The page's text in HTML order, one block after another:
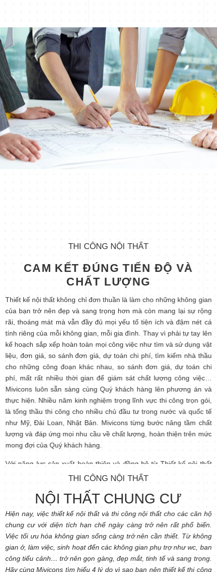
THI CÔNG NỘI THẤT
CAM KẾT ĐÚNG TIẾN ĐỘ VÀ
CHẤT LƯỢNG
Thiết kế nội thất không chỉ đơn thuần là làm cho những không gian
của bạn trở nên đẹp và sang trọng hơn mà còn mang lại sự rộng
rãi, thoáng mát mà vẫn đầy đủ mọi yếu tố tiện ích và đậm nét cá
tính riêng của mỗi không gian, mỗi gia đình. Thay vì phải tự tay lên
kế hoạch sắp xếp hoàn toàn mọi công việc như tìm và sử dụng vật
liệu, đơn giá, so sánh đơn giá, dự toán chi phí, tìm kiếm nhà thầu
cho những công đoạn khác nhau, so sánh đơn giá, dự toán chi
phí, mất rất nhiều thời gian để giám sát chất lượng công việc…
Mivicons luôn sẵn sàng cùng Quý khách hàng lên phương án và
thực hiện. Nhiều năm kinh nghiệm trọng lĩnh vực thi công trọn gói,
là tổng thầu thi công cho nhiều chủ đầu tư trong nước và quốc tế
như Mỹ, Đài Loan, Nhật Bản. Mivicons từng bước nâng tầm chất
lượng và đáp ứng mọi nhu cầu về chất lượng, hoàn thiện trên mức
mong đợi của Quý khách hàng.
Với năng lực sản xuất hoàn thiện và đồng bộ từ Thiết kế nội thất
đến Sản xuất, gia công nội thất đến Lắp đặt, hoàn thiện nội thất.
Công ty có xưởng thiết kế và thi công nội thất trực tiếp và không
qua bất kỳ khâu trung gian nào, điều này mang lại chi phí tối ưu
cùng tiến độ luôn được đảm bảo. Với cách tổ chức & quản lý chất
lượng cùng đội ngũ thi công chuyên nghiệp, Quý khách hàng sẽ
hoàn toàn yên tâm về vật liệu, kiểu dáng và chất lượng sản phẩm
sau khi công trình hoàn thành và bàn giao đưa vào sử dụng, cùng
các ưu đãi đi kèm.
THI CÔNG NỘI THẤT
NỘI THẤT CHUNG CƯ
Hiện nay, việc thiết kế nội thất và thi công nội thất cho các căn hộ
chung cư với diện tích hạn chế ngày càng trở nên rất phổ biến.
Việc tối ưu hóa không gian sống càng trở nên cần thiết. Từ không
gian ở, làm việc, sinh hoạt đến các không gian phụ trợ như wc, ban
công tiểu cảnh… trở nên gọn gàng, đẹp mắt, tinh tế và sang trọng.
Hãy cùng Mivicons tìm hiểu 4 lý do vì sao bạn nên thiết kế thi công